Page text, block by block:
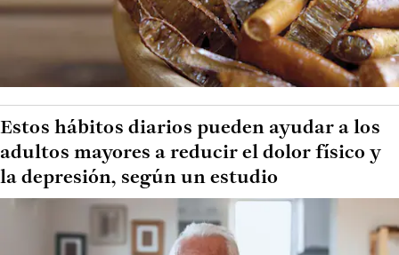
Estos hábitos diarios pueden ayudar a los
adultos mayores a reducir el dolor físico y
la depresión, según un estudio